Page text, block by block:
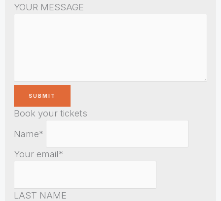
YOUR MESSAGE
Book your tickets
Name*
Your email*
LAST NAME